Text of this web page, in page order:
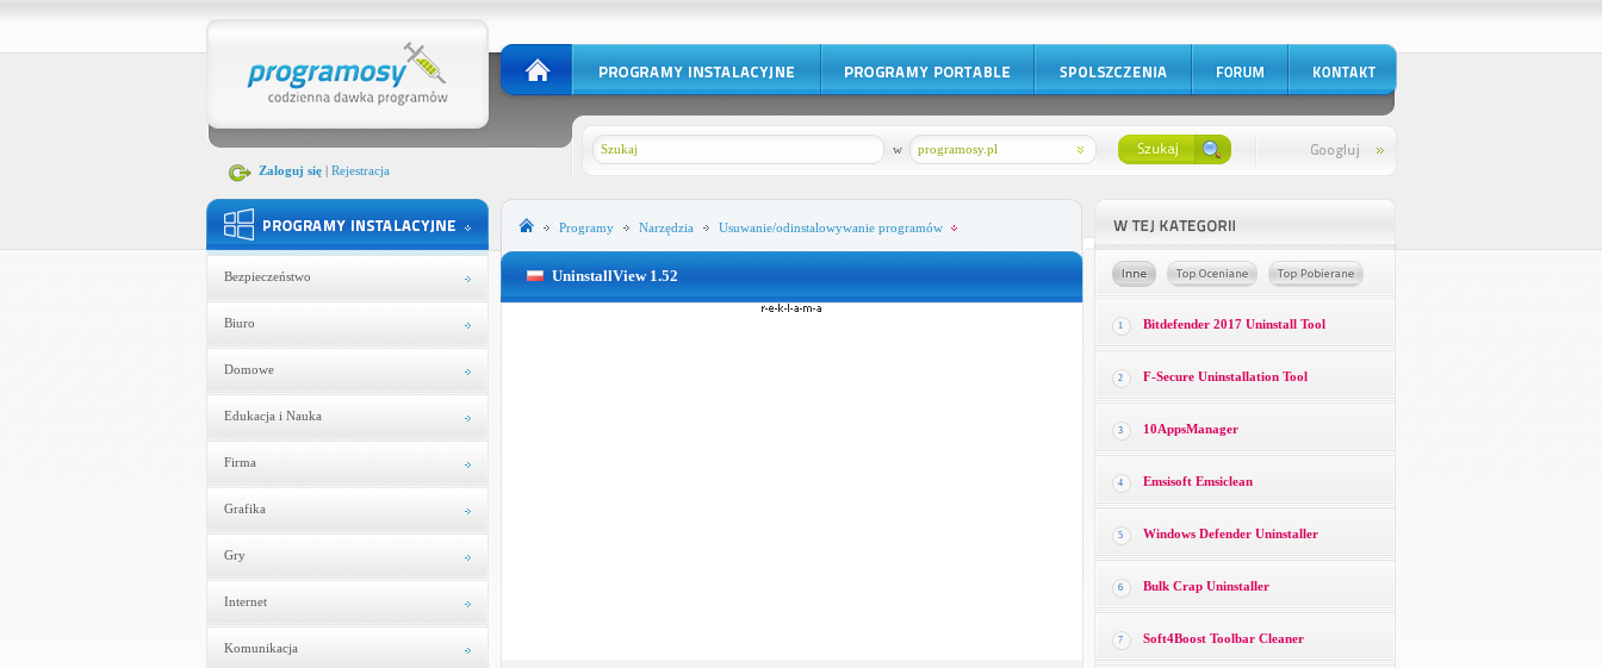
Zaloguj się| Rejestracja
programosy.pl
w
Bezpieczeństwo
Biuro
Domowe
Edukacja i Nauka
Firma
Grafika
Gry
Internet
Komunikacja
Programy Narzędzia Usuwanie/odinstalowywanie programów
UninstallView 1.52
1 Bitdefender 2017 Uninstall Tool
2 F-Secure Uninstallation Tool
3 10AppsManager
4 Emsisoft Emsiclean
5 Windows Defender Uninstaller
6 Bulk Crap Uninstaller
7 Soft4Boost Toolbar Cleaner